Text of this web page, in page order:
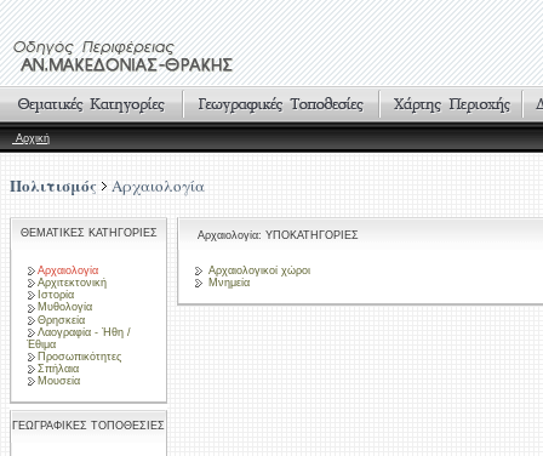
Αρχική
Πολιτισμός Αρχαιολογία
ΘΕΜΑΤΙΚΕΣ ΚΑΤΗΓΟΡΙΕΣ
Αρχαιολογία
Αρχιτεκτονική
Ιστορία
Μυθολογία
Θρησκεία
Λαογραφία - Ήθη /
Έθιμα
Προσωπικότητες
Σπήλαια
Μουσεία
ΓΕΩΓΡΑΦΙΚΕΣ ΤΟΠΟΘΕΣΙΕΣ
Αρχαιολογία: ΥΠΟΚΑΤΗΓΟΡΙΕΣ
Αρχαιολογικοί χώροι
Μνημεία